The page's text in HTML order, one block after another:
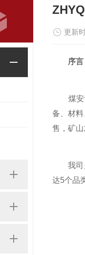
更新
序言
煤安认
备、材
售，矿
我司是
达5个品